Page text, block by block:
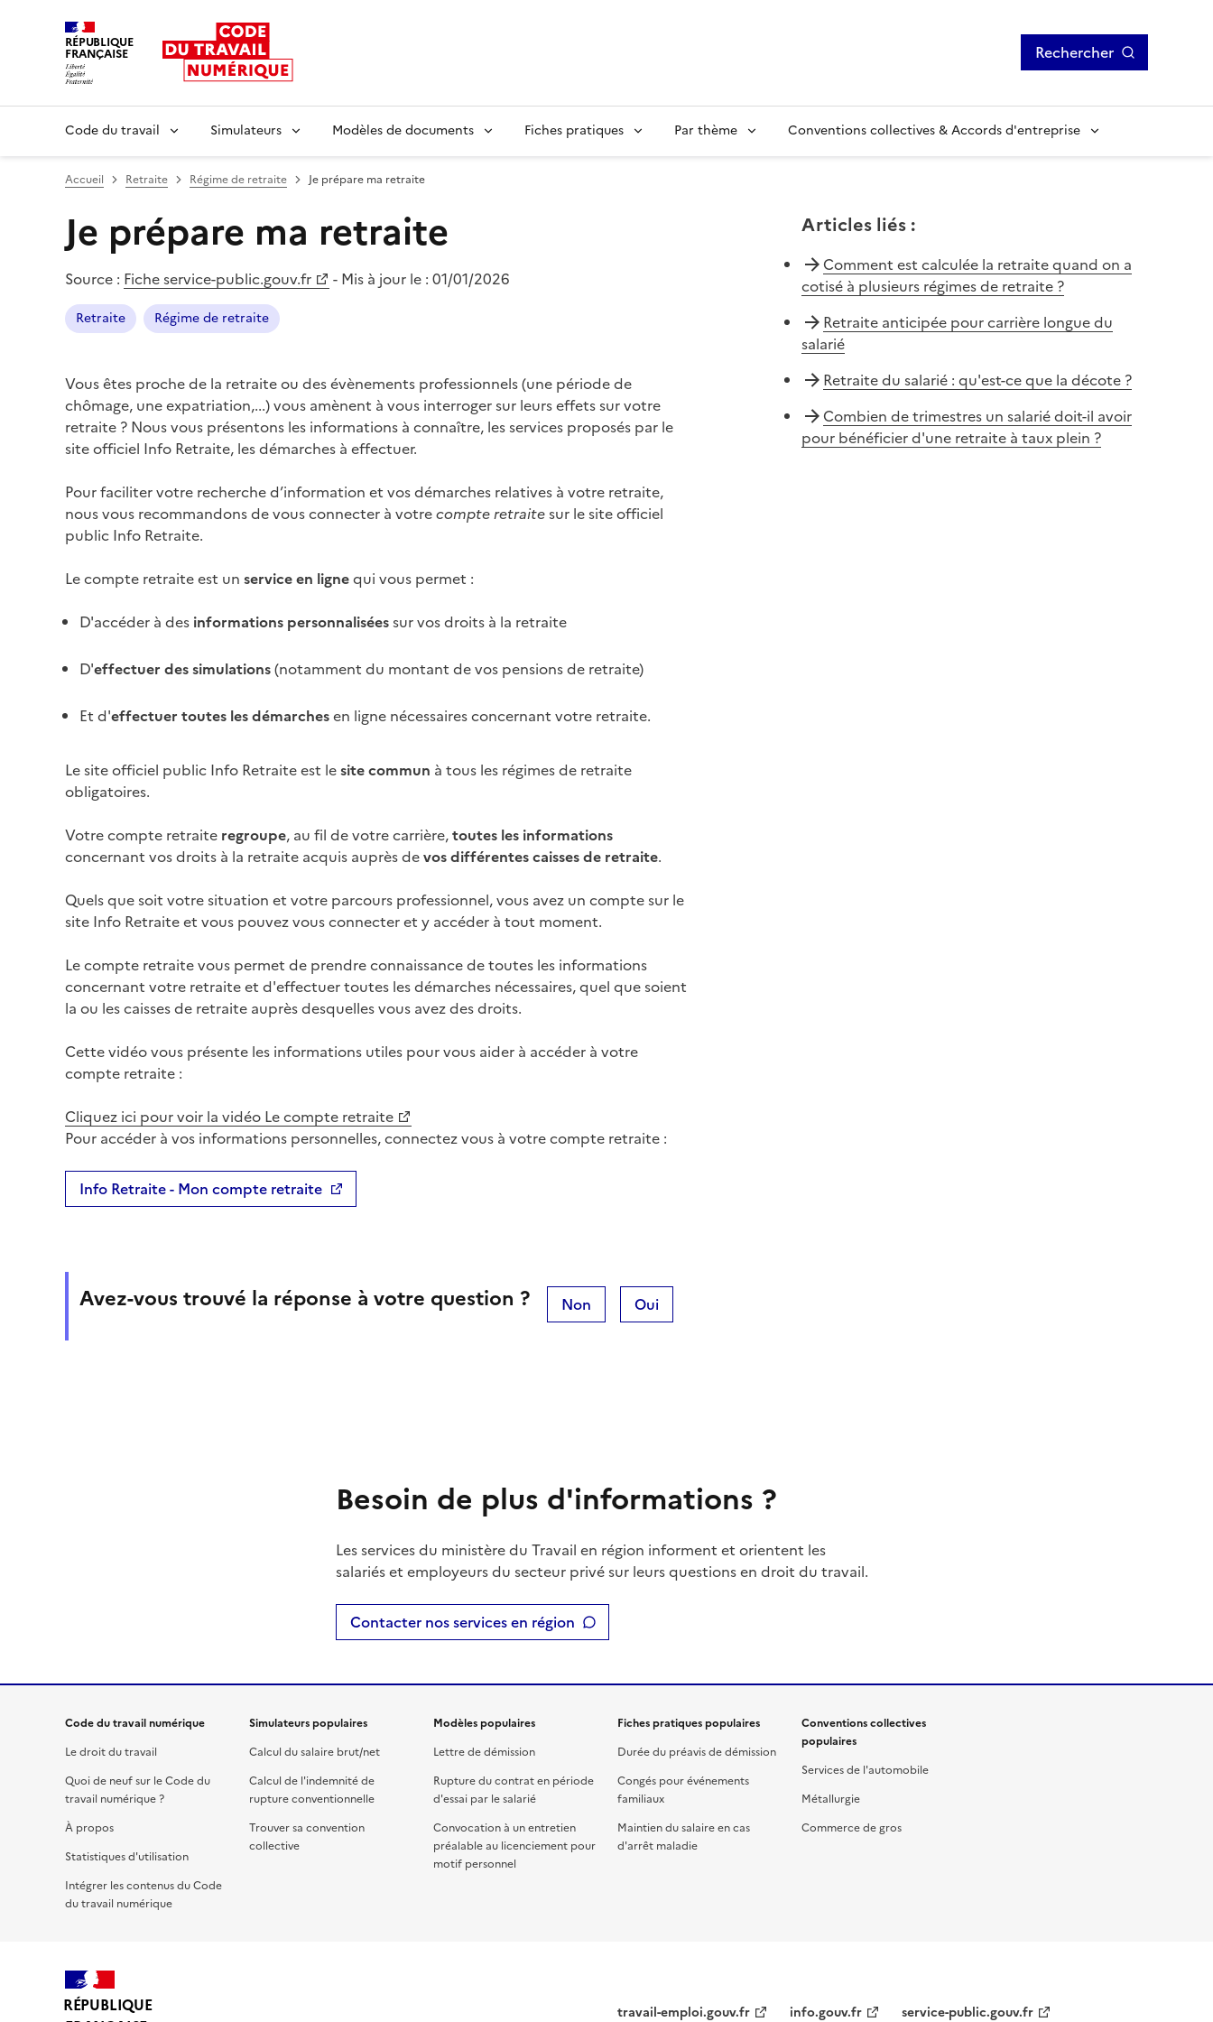
RÉPUBLIQUE
FRANÇAISE Rechercher
Code du travail Simulateurs Modèles de documents Fiches pratiques Par thème Conventions collectives & Accords d'entreprise
Accueil Retraite Régime de retraite Je prépare ma retraite
Je prépare ma retraite
Source : Fiche service-public.gouv.fr - Mis à jour le : 01/01/2026
Retraite Régime de retraite
Vous êtes proche de la retraite ou des évènements professionnels (une période de
chômage, une expatriation,...) vous amènent à vous interroger sur leurs effets sur votre
retraite ? Nous vous présentons les informations à connaître, les services proposés par le
site officiel Info Retraite, les démarches à effectuer.
Pour faciliter votre recherche d’information et vos démarches relatives à votre retraite,
nous vous recommandons de vous connecter à votrecompte retraitesur le site officiel
public Info Retraite.
Le compte retraite est un service en lignequi vous permet :
D'accéder à des informations personnaliséessur vos droits à la retraite
D'effectuer des simulations(notamment du montant de vos pensions de retraite)
Et d'effectuer toutes les démarchesen ligne nécessaires concernant votre retraite.
Le site officiel public Info Retraite est lesite commun à tous les régimes de retraite
obligatoires.
Votre compte retraite regroupe, au fil de votre carrière,toutes les informations
concernant vos droits à la retraite acquis auprès devos différentes caisses de retraite.
Quels que soit votre situation et votre parcours professionnel, vous avez un compte sur le
site Info Retraite et vous pouvez vous connecter et y accéder à tout moment.
Le compte retraite vous permet de prendre connaissance de toutes les informations
concernant votre retraite et d'effectuer toutes les démarches nécessaires, quel que soient
la ou les caisses de retraite auprès desquelles vous avez des droits.
Cette vidéo vous présente les informations utiles pour vous aider à accéder à votre
compte retraite :
Cliquez ici pour voir la vidéo Le compte retraite
Pour accéder à vos informations personnelles, connectez vous à votre compte retraite :
Info Retraite - Mon compte retraite
Avez-vous trouvé la réponse à votre question ? Non Oui
Articles liés:
Comment est calculée la retraite quand on a
cotisé à plusieurs régimes de retraite ?
Retraite anticipée pour carrière longue du
salarié
Retraite du salarié : qu'est-ce que la décote ?
Combien de trimestres un salarié doit-il avoir
pour bénéficier d'une retraite à taux plein ?
Besoin de plus d'informations ?
Les services du ministère du Travail en région informent et orientent les
salariés et employeurs du secteur privé sur leurs questions en droit du travail.
Contacter nos services en région
Code du travail numérique
Le droit du travail
Quoi de neuf sur le Code du
travail numérique ?
À propos
Statistiques d'utilisation
Intégrer les contenus du Code
du travail numérique
Simulateurs populaires
Calcul du salaire brut/net
Calcul de l'indemnité de
rupture conventionnelle
Trouver sa convention
collective
Modèles populaires
Lettre de démission
Rupture du contrat en période
d'essai par le salarié
Convocation à un entretien
préalable au licenciement pour
motif personnel
Fiches pratiques populaires
Durée du préavis de démission
Congés pour événements
familiaux
Maintien du salaire en cas
d'arrêt maladie
Conventions collectives
populaires
Services de l'automobile
Métallurgie
Commerce de gros
RÉPUBLIQUE
travail-emploi.gouv.fr info.gouv.fr service-public.gouv.fr